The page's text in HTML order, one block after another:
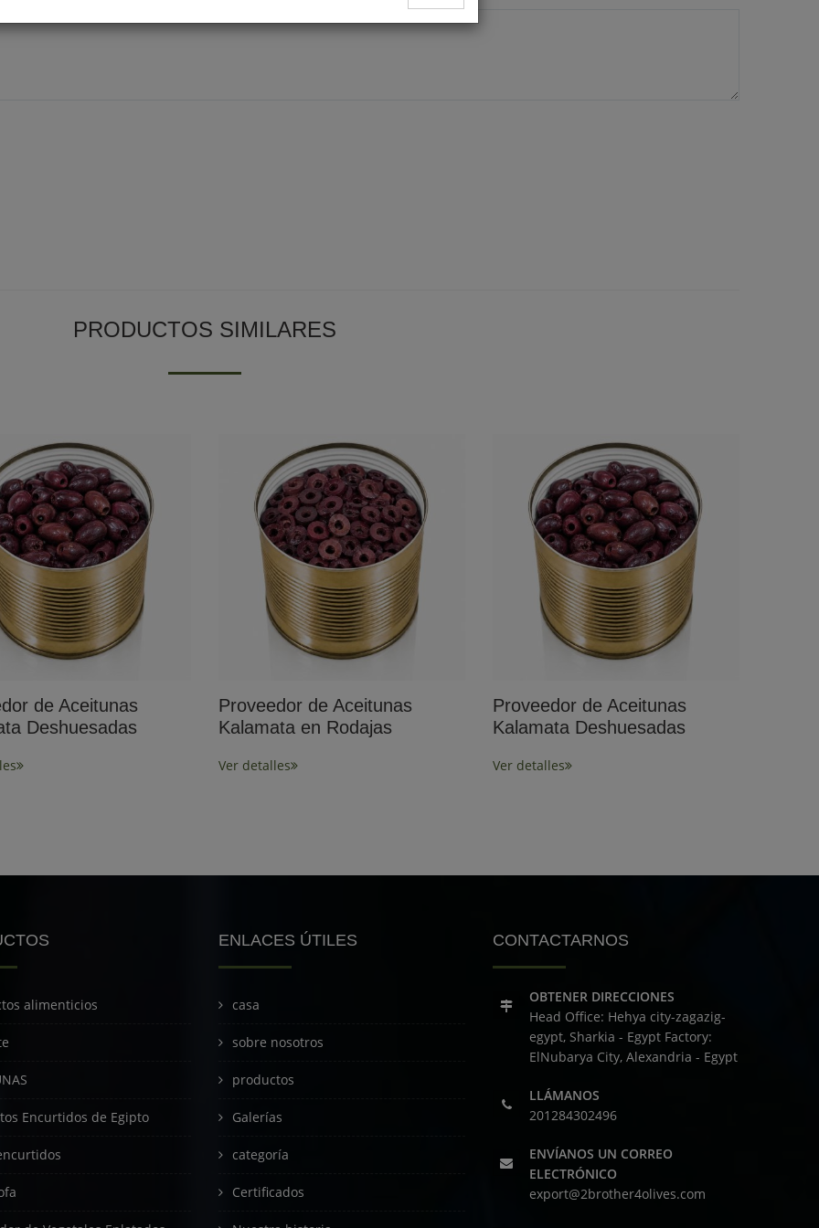
PRODUCTOS SIMILARES
de Aceitunas
Deshuesadas
Proveedor de Aceitunas
Kalamata en Rodajas
Ver detalles
Proveedor de Aceitunas
Kalamata Deshuesadas
Ver detalles
alimenticios
Encurtidos de Egipto
ENLACES ÚTILES
casa
sobre nosotros
productos
Galerías
categoría
Certificados
CONTACTARNOS
OBTENER DIRECCIONES
Head Office: Hehya city-zagazig-
egypt, Sharkia - Egypt Factory:
ElNubarya City, Alexandria - Egypt
LLÁMANOS
201284302496
ENVÍANOS UN CORREO
ELECTRÓNICO
export@2brother4olives.com